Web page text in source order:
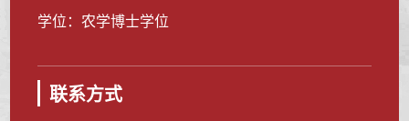
学位：农学博士学位
联系方式